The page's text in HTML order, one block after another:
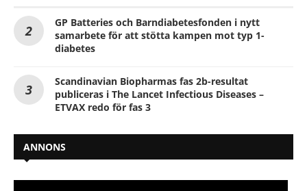
GP Batteries och Barndiabetesfonden i nytt
samarbete för att stötta kampen mot typ 1-
diabetes
Scandinavian Biopharmas fas 2b-resultat
publiceras i The Lancet Infectious Diseases –
ETVAX redo för fas 3
ANNONS